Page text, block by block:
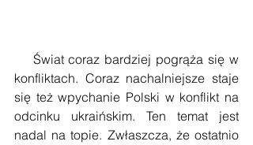
Świat coraz bardziej pogrąża się w
konfliktach. Coraz nachalniejsze staje
się też wpychanie Polski w konflikt na
odcinku ukraińskim. Ten temat jest
nadal na topie. Zwłaszcza, że ostatnio